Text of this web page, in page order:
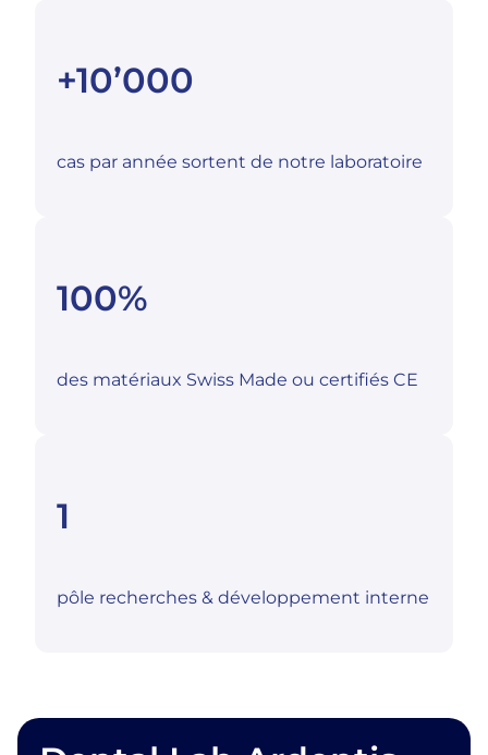
+10’000
cas par année sortent de notre laboratoire
100%
des matériaux Swiss Made ou certifiés CE
1
pôle recherches & développement interne